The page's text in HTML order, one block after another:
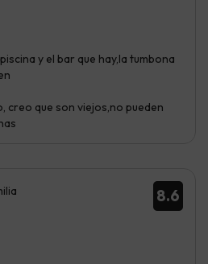
y el bar que hay,la tumbona
creo que son viejos,no pueden
8.6